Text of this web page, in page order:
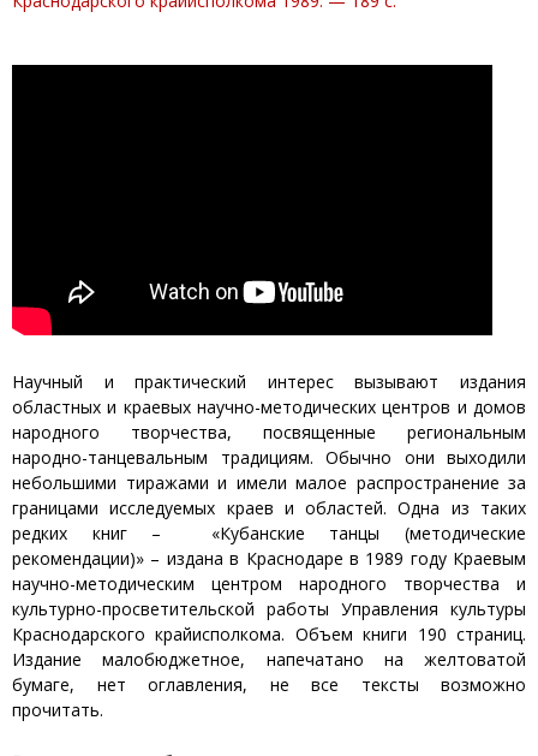
Научный и практический интерес вызывают издания
областных и краевых научно-методических центров и домов
народного творчества, посвященные региональным
народно-танцевальным традициям. Обычно они выходили
небольшими тиражами и имели малое распространение за
границами исследуемых краев и областей. Одна из таких
редких книг – «Кубанские танцы (методические
рекомендации)» – издана в Краснодаре в 1989 году Краевым
научно-методическим центром народного творчества и
культурно-просветительской работы Управления культуры
Краснодарского крайисполкома. Объем книги 190 страниц.
Издание малобюджетное, напечатано на желтоватой
бумаге, нет оглавления, не все тексты возможно
прочитать.